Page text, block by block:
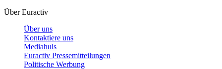
Über Euractiv
Über uns
Kontaktiere uns
Mediahuis
Euractiv Pressemitteilungen
Politische Werbung